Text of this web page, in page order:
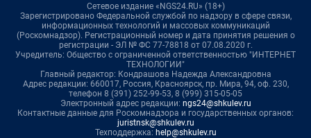
Сетевое издание «NGS24.RU» (18+)
Зарегистрировано Федеральной службой по надзору в сфере связи,
информационных технологий и массовых коммуникаций
(Роскомнадзор). Регистрационный номер и дата принятия решения о
регистрации - ЭЛ № ФС 77-78818 от 07.08.2020 г.
Учредитель: Общество с ограниченной ответственностью "ИНТЕРНЕТ
ТЕХНОЛОГИИ"
Главный редактор: Кондрашова Надежда Александровна
Адрес редакции: 660017, Россия, Красноярск, пр. Мира, 94, оф. 230,
телефон 8 (391) 252-99-53, 8 (999) 315-05-05
Электронный адрес редакции: ngs24@shkulev.ru
Контактные данные для Роскомнадзора и государственных органов:
juristnsk@shkulev.ru
Техподдержка: help@shkulev.ru